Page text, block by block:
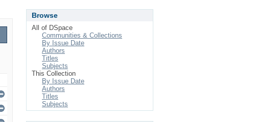
Browse
All of DSpace
Communities & Collections
By Issue Date
Authors
Titles
Subjects
This Collection
By Issue Date
Authors
Titles
Subjects